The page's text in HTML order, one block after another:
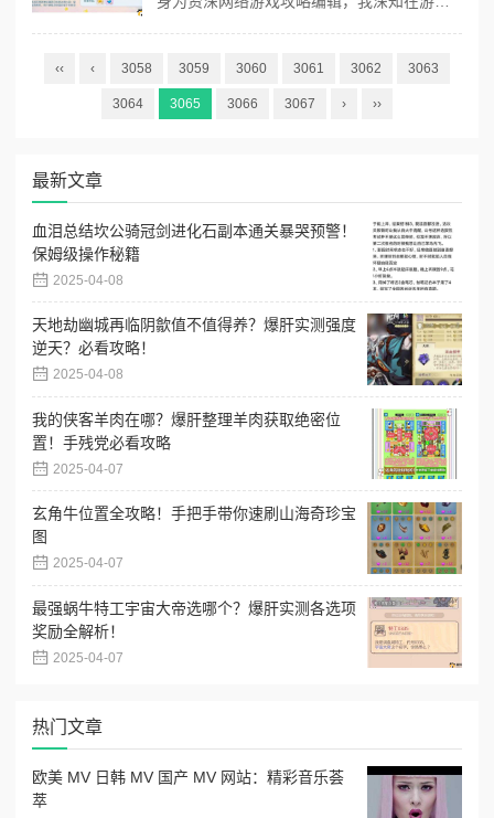
‹‹ ‹ 3058 3059 3060 3061 3062 3063
3064 3065 3066 3067 › ››
最新文章
血泪总结坎公骑冠剑进化石副本通关暴哭预警！
保姆级操作秘籍
2025-04-08
天地劫幽城再临阴歙值不值得养？爆肝实测强度
逆天？必看攻略！
2025-04-08
我的侠客羊肉在哪？爆肝整理羊肉获取绝密位
置！手残党必看攻略
2025-04-07
玄角牛位置全攻略！手把手带你速刷山海奇珍宝
图
2025-04-07
最强蜗牛特工宇宙大帝选哪个？爆肝实测各选项
奖励全解析！
2025-04-07
热门文章
欧美 MV 日韩 MV 国产 MV 网站：精彩音乐荟
萃